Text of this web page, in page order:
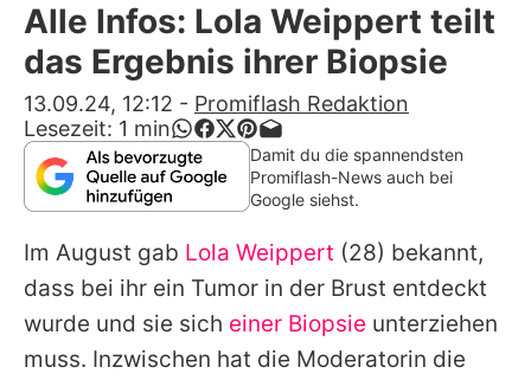
Stars
Filme & Serien
Lifestyle
Familie & Liebe
Alle Themen auf Promiflash
Jobs
Alle Infos: Lola Weippert teilt
das Ergebnis ihrer Biopsie
13.09.24, 12:12 - Promiflash Redaktion
Lesezeit: 1 min
Damit du die spannendsten
Promiflash-News auch bei
Google siehst.
Im August gab Lola Weippert (28) bekannt,
dass bei ihr ein Tumor in der Brust entdeckt
wurde und sie sich einer Biopsie unterziehen
muss. Inzwischen hat die Moderatorin die